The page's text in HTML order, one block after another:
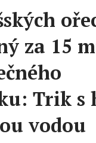
za 15
Trik s
vodou